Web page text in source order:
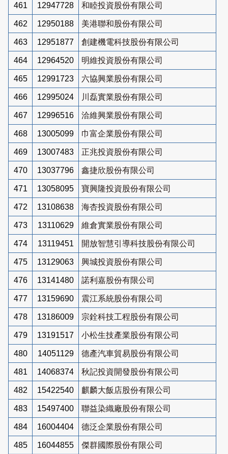
461 12947728 和睦投資股份有限公司
462 12950188 美港聯和股份有限公司
463 12951877 創建機電科技股份有限公司
464 12964520 明維投資股份有限公司
465 12991723 六協興業股份有限公司
466 12995024 川磊實業股份有限公司
467 12996516 洽維興業股份有限公司
468 13005099 巾富企業股份有限公司
469 13007483 正兆投資股份有限公司
470 13037796 鑫捷欣股份有限公司
471 13058095 寶興隆投資股份有限公司
472 13108638 海杏投資股份有限公司
473 13110629 維倉實業股份有限公司
474 13119451 開放智慧引導科技股份有限公司
475 13129063 興城投資股份有限公司
476 13141480 諾利嘉股份有限公司
477 13159690 震江系統股份有限公司
478 13186009 宗銓科技工程股份有限公司
479 13191517 小松生技產業股份有限公司
480 14051129 德產汽車貿易股份有限公司
481 14068374 秋記投資開發股份有限公司
482 15422540 麒麟大飯店股份有限公司
483 15497400 聯益染織廠股份有限公司
484 16004404 德泛企業股份有限公司
485 16044855 傑群國際股份有限公司